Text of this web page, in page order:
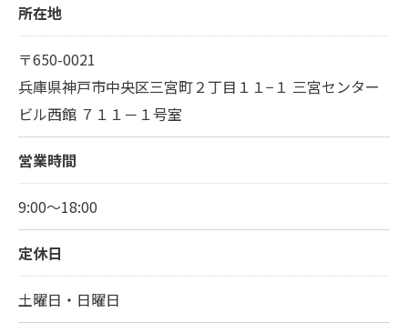
所在地
〒650-0021
兵庫県神戸市中央区三宮町２丁目１１−１ 三宮センター
ビル西館 ７１１－１号室
営業時間
9:00～18:00
定休日
土曜日・日曜日